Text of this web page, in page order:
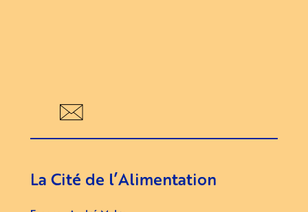
La Cité de l’Alimentation